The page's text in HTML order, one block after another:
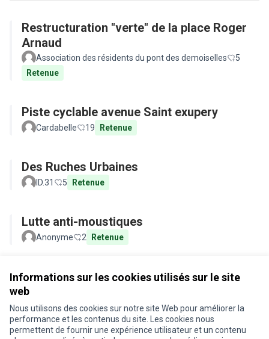
Informations sur les cookies utilisés sur le site
web
Nous utilisons des cookies sur notre site Web pour améliorer la
performance et les contenus du site. Les cookies nous
permettent de fournir une expérience utilisateur et un contenu
Restructuration "verte" de la place Roger
Arnaud
Association des résidents du pont des demoiselles
5
Retenue
Piste cyclable avenue Saint exupery
Cardabelle 19 Retenue
Des Ruches Urbaines
ID.31 5 Retenue
Lutte anti-moustiques
Anonyme 2 Retenue
Conditions d'utilisation
Paramètres des cookies
Je participe ! sur X
Je participe ! sur Facebook
Je participe ! sur Instagram